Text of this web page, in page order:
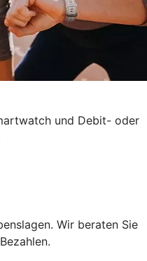
und Debit- oder
Wir beraten Sie